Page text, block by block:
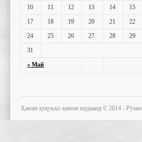
« Май
10
11 12 13 14 15
17
18 19 20 21 22
24
25 26 27 28 29
31
Ҳамаи ҳуқуқҳо ҳимоя шудаанд © 2014 -